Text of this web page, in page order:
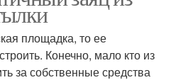
площадка, то ее
Конечно, мало кто из
за собственные средства